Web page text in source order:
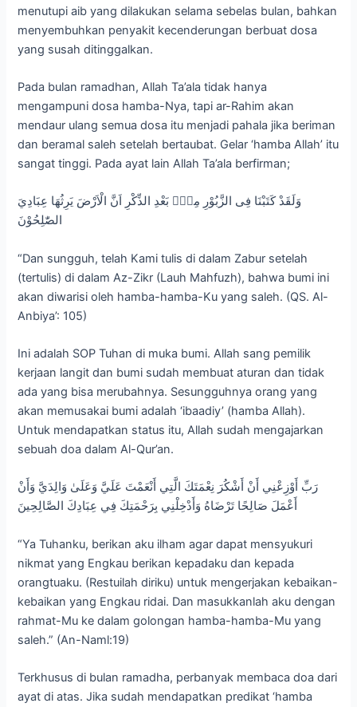
menutupi aib yang dilakukan selama sebelas bulan, bahkan
menyembuhkan penyakit kecenderungan berbuat dosa
yang susah ditinggalkan.
Pada bulan ramadhan, Allah Ta’ala tidak hanya
mengampuni dosa hamba-Nya, tapi ar-Rahim akan
mendaur ulang semua dosa itu menjadi pahala jika beriman
dan beramal saleh setelah bertaubat. Gelar ‘hamba Allah’ itu
sangat tinggi. Pada ayat lain Allah Ta’ala berfirman;
وَلَقَدْ كَتَبْنَا فِى الزَّبُوْرِ مِنْۢ بَعْدِ الذِّكْرِ اَنَّ الْاَرْضَ يَرِثُهَا عِبَادِيَ
الصّٰلِحُوْنَ
“Dan sungguh, telah Kami tulis di dalam Zabur setelah
(tertulis) di dalam Az-Zikr (Lauh Mahfuzh), bahwa bumi ini
akan diwarisi oleh hamba-hamba-Ku yang saleh. (QS. Al-
Anbiya’: 105)
Ini adalah SOP Tuhan di muka bumi. Allah sang pemilik
kerjaan langit dan bumi sudah membuat aturan dan tidak
ada yang bisa merubahnya. Sesungguhnya orang yang
akan memusakai bumi adalah ‘ibaadiy’ (hamba Allah).
Untuk mendapatkan status itu, Allah sudah mengajarkan
sebuah doa dalam Al-Qur’an.
رَبِّ أَوْزِعْنِي أَنْ أَشْكُرَ نِعْمَتَكَ الَّتِي أَنْعَمْتَ عَلَيَّ وَعَلَىٰ وَالِدَيَّ وَأَنْ
أَعْمَلَ صَالِحًا تَرْضَاهُ وَأَدْخِلْنِي بِرَحْمَتِكَ فِي عِبَادِكَ الصَّالِحِينَ
“Ya Tuhanku, berikan aku ilham agar dapat mensyukuri
nikmat yang Engkau berikan kepadaku dan kepada
orangtuaku. (Restuilah diriku) untuk mengerjakan kebaikan-
kebaikan yang Engkau ridai. Dan masukkanlah aku dengan
rahmat-Mu ke dalam golongan hamba-hamba-Mu yang
saleh.” (An-Naml:19)
Terkhusus di bulan ramadha, perbanyak membaca doa dari
ayat di atas. Jika sudah mendapatkan predikat ‘hamba